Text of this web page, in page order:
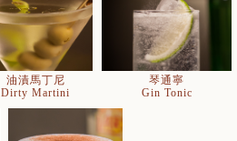
油漬馬丁尼
Dirty Martini
琴通寧
Gin Tonic